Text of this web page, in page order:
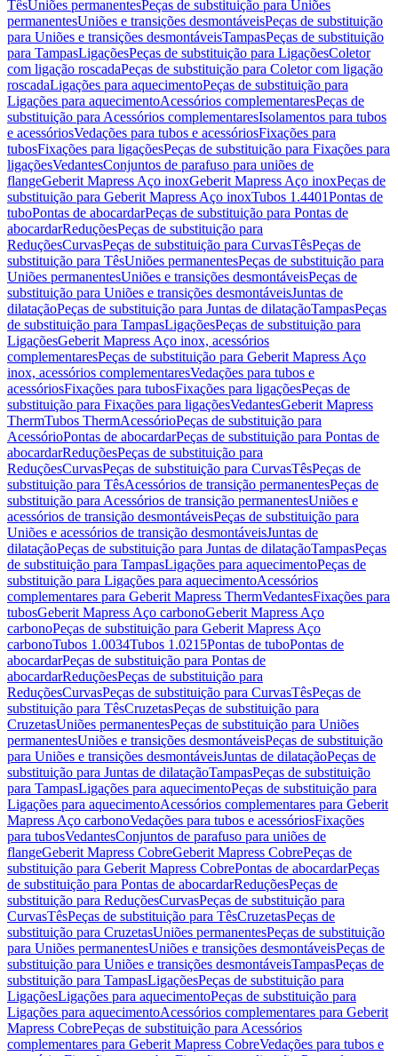
TêsUniões permanentesPeças de substituição para Uniões
permanentesUniões e transições desmontáveisPeças de substituição
para Uniões e transições desmontáveisTampasPeças de substituição
para TampasLigaçõesPeças de substituição para LigaçõesColetor
com ligação roscadaPeças de substituição para Coletor com ligação
roscadaLigações para aquecimentoPeças de substituição para
Ligações para aquecimentoAcessórios complementaresPeças de
substituição para Acessórios complementaresIsolamentos para tubos
e acessóriosVedações para tubos e acessóriosFixações para
tubosFixações para ligaçõesPeças de substituição para Fixações para
ligaçõesVedantesConjuntos de parafuso para uniões de
flangeGeberit Mapress Aço inoxGeberit Mapress Aço inoxPeças de
substituição para Geberit Mapress Aço inoxTubos 1.4401Pontas de
tuboPontas de abocardarPeças de substituição para Pontas de
abocardarReduçõesPeças de substituição para
ReduçõesCurvasPeças de substituição para CurvasTêsPeças de
substituição para TêsUniões permanentesPeças de substituição para
Uniões permanentesUniões e transições desmontáveisPeças de
substituição para Uniões e transições desmontáveisJuntas de
dilataçãoPeças de substituição para Juntas de dilataçãoTampasPeças
de substituição para TampasLigaçõesPeças de substituição para
LigaçõesGeberit Mapress Aço inox, acessórios
complementaresPeças de substituição para Geberit Mapress Aço
inox, acessórios complementaresVedações para tubos e
acessóriosFixações para tubosFixações para ligaçõesPeças de
substituição para Fixações para ligaçõesVedantesGeberit Mapress
ThermTubos ThermAcessórioPeças de substituição para
AcessórioPontas de abocardarPeças de substituição para Pontas de
abocardarReduçõesPeças de substituição para
ReduçõesCurvasPeças de substituição para CurvasTêsPeças de
substituição para TêsAcessórios de transição permanentesPeças de
substituição para Acessórios de transição permanentesUniões e
acessórios de transição desmontáveisPeças de substituição para
Uniões e acessórios de transição desmontáveisJuntas de
dilataçãoPeças de substituição para Juntas de dilataçãoTampasPeças
de substituição para TampasLigações para aquecimentoPeças de
substituição para Ligações para aquecimentoAcessórios
complementares para Geberit Mapress ThermVedantesFixações para
tubosGeberit Mapress Aço carbonoGeberit Mapress Aço
carbonoPeças de substituição para Geberit Mapress Aço
carbonoTubos 1.0034Tubos 1.0215Pontas de tuboPontas de
abocardarPeças de substituição para Pontas de
abocardarReduçõesPeças de substituição para
ReduçõesCurvasPeças de substituição para CurvasTêsPeças de
substituição para TêsCruzetasPeças de substituição para
CruzetasUniões permanentesPeças de substituição para Uniões
permanentesUniões e transições desmontáveisPeças de substituição
para Uniões e transições desmontáveisJuntas de dilataçãoPeças de
substituição para Juntas de dilataçãoTampasPeças de substituição
para TampasLigações para aquecimentoPeças de substituição para
Ligações para aquecimentoAcessórios complementares para Geberit
Mapress Aço carbonoVedações para tubos e acessóriosFixações
para tubosVedantesConjuntos de parafuso para uniões de
flangeGeberit Mapress CobreGeberit Mapress CobrePeças de
substituição para Geberit Mapress CobrePontas de abocardarPeças
de substituição para Pontas de abocardarReduçõesPeças de
substituição para ReduçõesCurvasPeças de substituição para
CurvasTêsPeças de substituição para TêsCruzetasPeças de
substituição para CruzetasUniões permanentesPeças de substituição
para Uniões permanentesUniões e transições desmontáveisPeças de
substituição para Uniões e transições desmontáveisTampasPeças de
substituição para TampasLigaçõesPeças de substituição para
LigaçõesLigações para aquecimentoPeças de substituição para
Ligações para aquecimentoAcessórios complementares para Geberit
Mapress CobrePeças de substituição para Acessórios
complementares para Geberit Mapress CobreVedações para tubos e